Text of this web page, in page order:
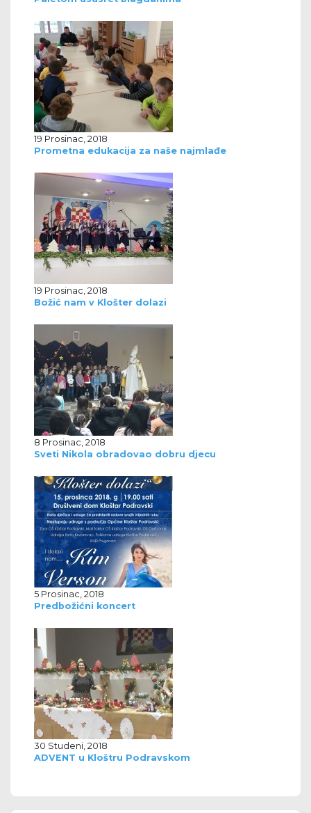
19 Prosinac, 2018
Prometna edukacija za naše najmlađe
19 Prosinac, 2018
Božić nam v Klošter dolazi
8 Prosinac, 2018
Sveti Nikola obradovao dobru djecu
5 Prosinac, 2018
Predbožićni koncert
30 Studeni, 2018
ADVENT u Kloštru Podravskom